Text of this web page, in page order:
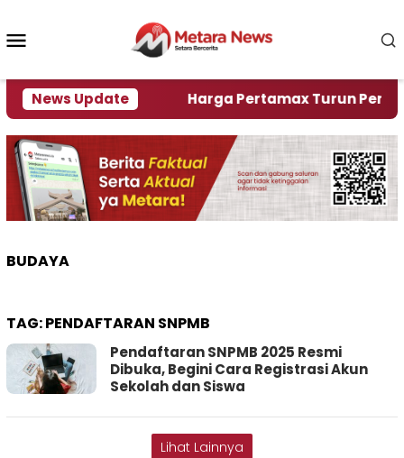
konten
News Update
Krisi Air Harga Pertamax Turun Per Hari
BUDAYA
TAG:PENDAFTARAN SNPMB
Pendaftaran SNPMB 2025 Resmi
Dibuka, Begini Cara Registrasi Akun
Sekolah dan Siswa
Lihat Lainnya